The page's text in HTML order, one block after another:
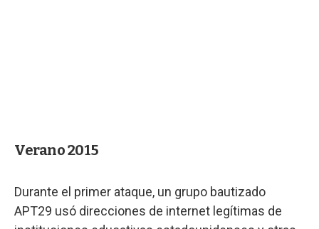
Verano 2015
Durante el primer ataque, un grupo bautizado
APT29 usó direcciones de internet legítimas de